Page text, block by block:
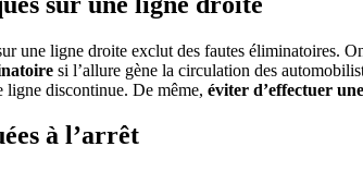
une ligne droite exclut des fautes éliminatoires.
si l’allure gène la circulation des
discontinue. De même, éviter d’effectuer
à l’arrêt